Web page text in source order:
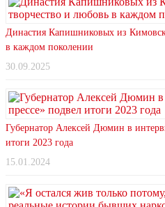
Династия Капишниковых из
в каждом поколении
30.09.2025
Губернатор Алексей Дюмин в
итоги 2023 года
15.01.2024